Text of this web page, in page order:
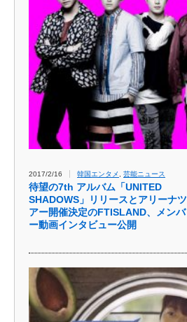
2017/2/16 韓国エンタメ 芸能ニュース
待望の7th アルバム「UNITED
SHADOWS」リリースとアリーナツ
アー開催決定のFTISLAND、メンバ
ー動画インタビュー公開